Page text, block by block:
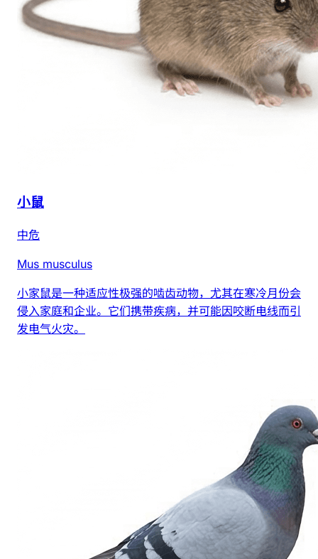
小鼠
中危
Mus musculus
小家鼠是一种适应性极强的啮齿动物，尤其在寒冷月份会
侵入家庭和企业。它们携带疾病，并可能因咬断电线而引
发电气火灾。